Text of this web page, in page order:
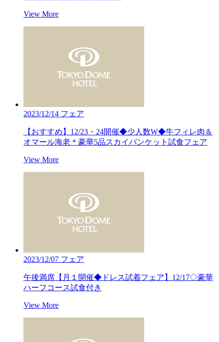
View More
2023/12/14 フェア
【おすすめ】12/23・24開催◆少人数W◆牛フィレ肉＆
オマール海老＊豪華5品スカイバンケット試食フェア
View More
2023/12/07 フェア
午後満席【月１開催◆ドレス試着フェア】12/17◇豪華
ハーフコース試食付き
View More